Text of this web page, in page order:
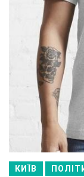
КИЇВ